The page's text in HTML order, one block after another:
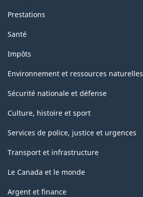
Prestations
Santé
Impôts
Environnement et ressources naturelles
Sécurité nationale et défense
Culture, histoire et sport
Services de police, justice et urgences
Transport et infrastructure
Le Canada et le monde
Argent et finance